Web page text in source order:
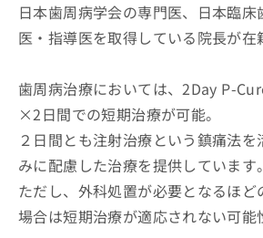
日本歯周病学会の専門医、日本臨
医・指導医を取得している院長が在
歯周病治療においては、2Day P-
×2日間での短期治療が可能。
２日間とも注射治療という鎮痛法
みに配慮した治療を提供しています。
ただし、外科処置が必要となるほど
場合は短期治療が適応されない可能